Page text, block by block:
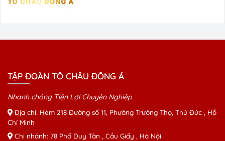
TẬP ĐOÀN TÔ CHÂU ĐÔNG Á
Nhanh chóng Tiện Lợi Chuyên Nghiệp
Địa chỉ: Hẻm 218 Đường số 11, Phường Trường Thọ, Thủ Đức , Hồ
Chí Minh
Chi nhánh: 78 Phố Duy Tân , Cầu Giấy , Hà Nội